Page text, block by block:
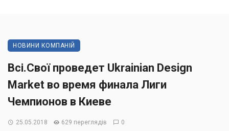
НОВИНИ КОМПАНІЙ
Всі.Свої проведет Ukrainian Design
Market во время финала Лиги
Чемпионов в Киеве
25.05.2018 629 переглядів 0